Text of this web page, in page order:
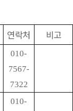
연락처 비고
010-
7567-
7322
010-